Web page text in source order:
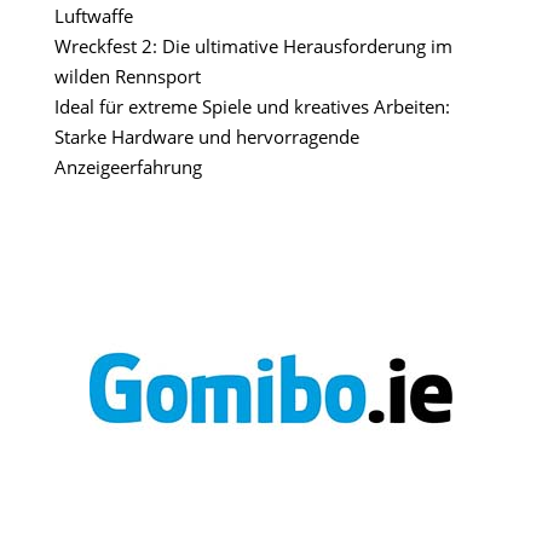
Luftwaffe
Wreckfest 2: Die ultimative Herausforderung im
wilden Rennsport
Ideal für extreme Spiele und kreatives Arbeiten:
Starke Hardware und hervorragende
Anzeigeerfahrung